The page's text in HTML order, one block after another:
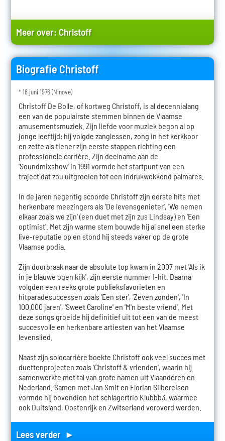
Meer over: Christoff
Biografie Christoff
* 18 juni 1976 (Ninove)
Christoff De Bolle, of kortweg Christoff, is al decennialang
een van de populairste stemmen binnen de Vlaamse
amusementsmuziek. Zijn liefde voor muziek begon al op
jonge leeftijd: hij volgde zanglessen, zong in het kerkkoor
en zette als tiener zijn eerste stappen richting een
professionele carrière. Zijn deelname aan de
'Soundmixshow' in 1991 vormde het startpunt van een
traject dat zou uitgroeien tot een indrukwekkend palmares.
In de jaren negentig scoorde Christoff zijn eerste hits met
herkenbare meezingers als 'De levensgenieter', 'We nemen
elkaar zoals we zijn' (een duet met zijn zus Lindsay) en 'Een
optimist'. Met zijn warme stem bouwde hij al snel een sterke
live-reputatie op en stond hij steeds vaker op de grote
Vlaamse podia.
Zijn doorbraak naar de absolute top kwam in 2007 met 'Als ik
in je blauwe ogen kijk', zijn eerste nummer 1-hit. Daarna
volgden een reeks grote publieksfavorieten en
hitparadesuccessen zoals 'Een ster', 'Zeven zonden', 'In
100.000 jaren', 'Sweet Caroline' en 'M'n beste vriend'. Met
deze songs groeide hij definitief uit tot een van de meest
succesvolle en herkenbare artiesten van het Vlaamse
levenslied.
Naast zijn solocarrière boekte Christoff ook veel succes met
duettenprojecten zoals 'Christoff & vrienden', waarin hij
samenwerkte met tal van grote namen uit Vlaanderen en
Nederland. Samen met Jan Smit en Florian Silbereisen
vormde hij bovendien het schlagertrio Klubbb3, waarmee
ook Duitsland, Oostenrijk en Zwitserland veroverd werden.
Lees verder ►